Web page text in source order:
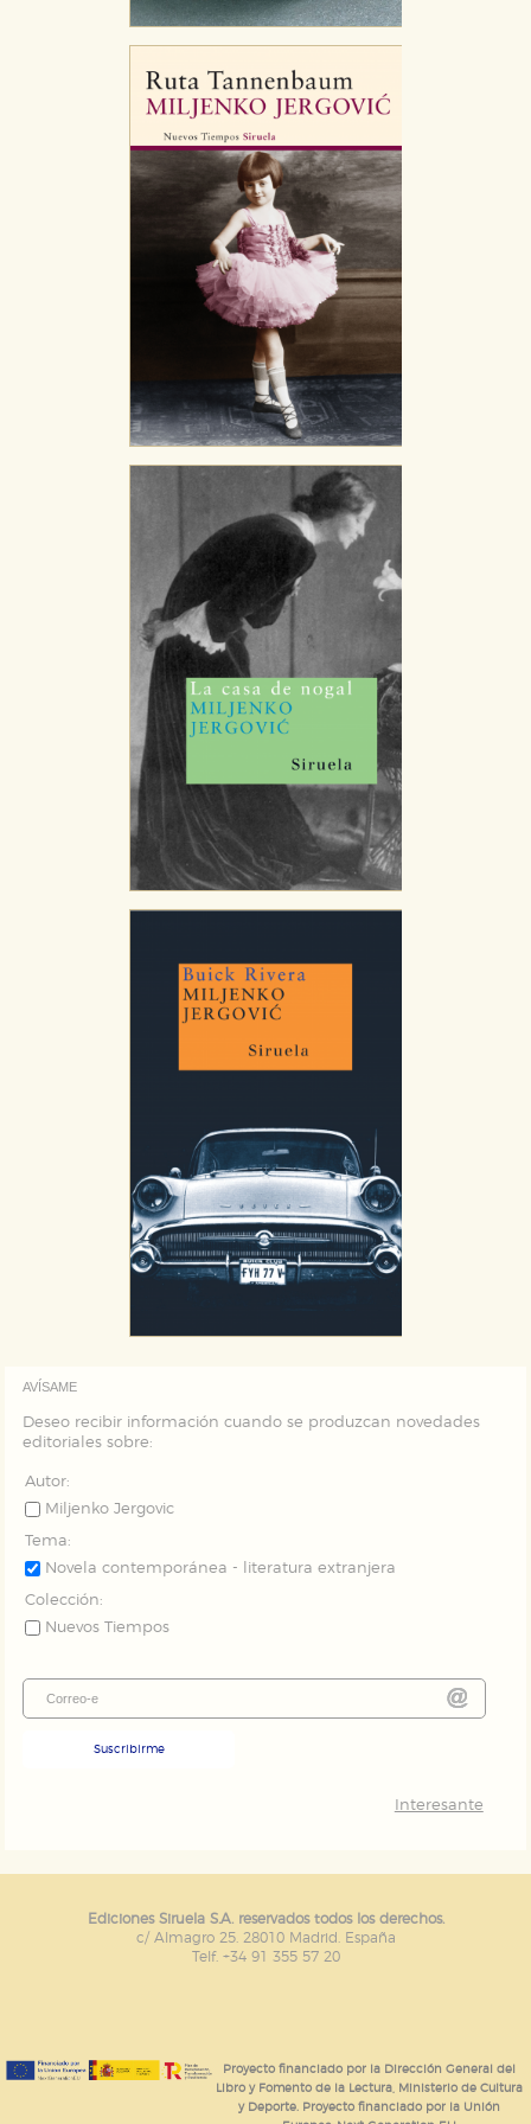
AVÍSAME
Deseo recibir información cuando se produzcan novedades
editoriales sobre:
Autor:
Miljenko Jergovic
Tema:
Novela contemporánea - literatura extranjera
Colección:
Nuevos Tiempos
Suscribirme
Interesante
Ediciones Siruela S.A. reservados todos los derechos.
c/ Almagro 25. 28010 Madrid. España
Telf. +34 91 355 57 20
Proyecto financiado por la Dirección General del
Libro y Fomento de la Lectura, Ministerio de Cultura
y Deporte. Proyecto financiado por la Unión
Estas cookies se utilizan para mejorar su experiencia
de navegación y optimizar el funcionamiento de
nuestro sitio web. Almacenan configuraciones de
vez que nos visita. La información es agregada y, por lo
tanto, es anónima.
Cookies de publicidad y redes sociales
Estas cookies son gestionadas por nuestros socios
publicitarios y se utilizan para mostrar publicidad
relevante para sus intereses en otros sitios. No
almacenan directamente información personal sino
que se basan en la identificación única de su
navegador y dispositivo de internet.
GUARDAR CONFIGURACIÓN
Puede consultar nuestrapolítica de cookies